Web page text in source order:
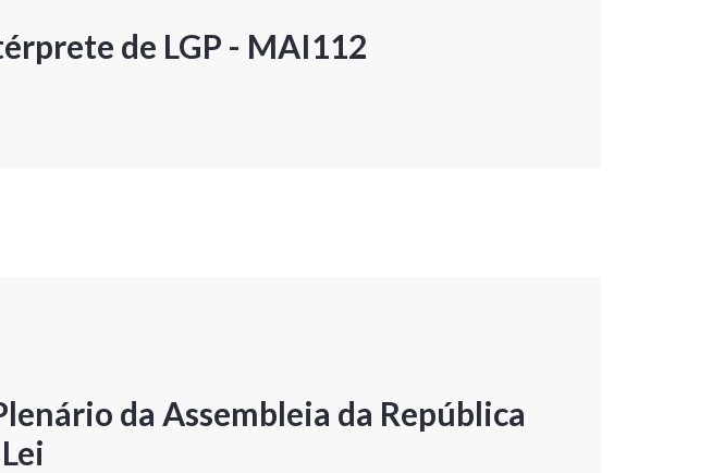
de LGP - MAI112
da Assembleia da República